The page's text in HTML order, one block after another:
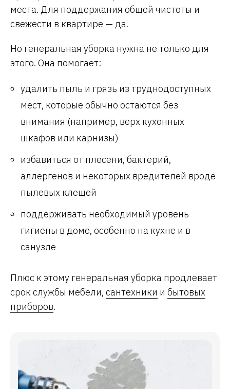
места. Для поддержания общей чистоты и
свежести в квартире — да.
Но генеральная уборка нужна не только для
этого. Она помогает:
удалить пыль и грязь из труднодоступных
мест, которые обычно остаются без
внимания (например, верх кухонных
шкафов или карнизы)
избавиться от плесени, бактерий,
аллергенов и некоторых вредителей вроде
пылевых клещей
поддерживать необходимый уровень
гигиены в доме, особенно на кухне и в
санузле
Плюс к этому генеральная уборка продлевает
срок службы мебели, сантехники и бытовых
приборов.